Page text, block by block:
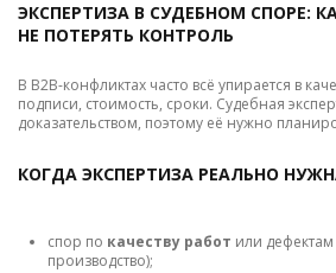
ЭКСПЕРТИЗА В СУДЕБНОМ СПОРЕ:
НЕ ПОТЕРЯТЬ КОНТРОЛЬ
В B2B-конфликтах часто всё упирается в
подписи, стоимость, сроки. Судебная
доказательством, поэтому её нужно
КОГДА ЭКСПЕРТИЗА РЕАЛЬНО
спор по качеству работ или
производство);